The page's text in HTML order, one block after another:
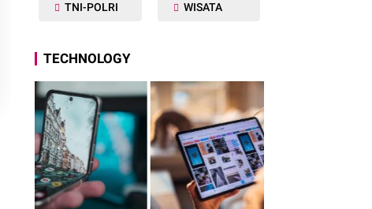
TNI-POLRI WISATA
TECHNOLOGY